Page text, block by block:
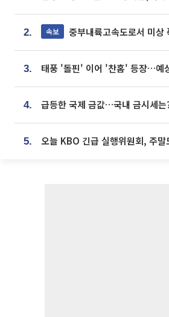
2. 속보 중부내륙고속도로서 미상
3.
4. 급등한 국제 금값…국내 금시세는
5. 오늘 KBO 긴급 실행위원회, 주말